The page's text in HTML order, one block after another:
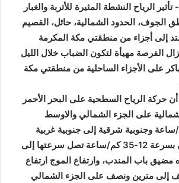
الرياح النشطة المثيرة للأتربة والغبار
الجوف، الحدود الشمالية، حائل، القصيم
إلى أجزاء من منطقتي مكة المكرمة
الفرصة مهيأة لتكون الضباب خلال الليل
على الأجزاء الساحلية من منطقتي مكة
أن حركة الرياح السطحية على البحر الأحمر
على الجزء الشمالي والاوسط
25-50 كم /ساعة وجنوبية شرقية إلى جنوبية غربية
على الجزء الجنوبي بسرعة 12-35 كم/ساعة تصل سرعتها إلى
مضيق باب المندب، وارتفاع الموج ارتفاع
إلى مترين ونصف على الجزء الشمالي